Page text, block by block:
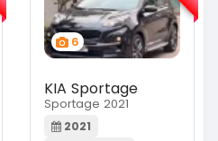
6
KIA Sportage
Sportage 2021
2021